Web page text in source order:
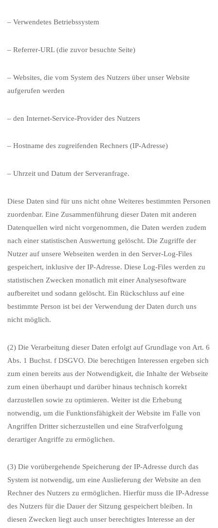
– Verwendetes Betriebssystem
– Referrer-URL (die zuvor besuchte Seite)
– Websites, die vom System des Nutzers über unser Website
aufgerufen werden
– den Internet-Service-Provider des Nutzers
– Hostname des zugreifenden Rechners (IP-Adresse)
– Uhrzeit und Datum der Serveranfrage.
Diese Daten sind für uns nicht ohne Weiteres bestimmten Personen
zuordenbar. Eine Zusammenführung dieser Daten mit anderen
Datenquellen wird nicht vorgenommen, die Daten werden zudem
nach einer statistischen Auswertung gelöscht. Die Zugriffe der
Nutzer auf unsere Webseiten werden in den Server-Log-Files
gespeichert, inklusive der IP-Adresse. Diese Log-Files werden zu
statistischen Zwecken monatlich mit einer Analysesoftware
aufbereitet und sodann gelöscht. Ein Rückschluss auf eine
bestimmte Person ist bei der Verwendung der Daten durch uns
nicht möglich.
(2) Die Verarbeitung dieser Daten erfolgt auf Grundlage von Art. 6
Abs. 1 Buchst. f DSGVO. Die berechtigen Interessen ergeben sich
zum einen bereits aus der Notwendigkeit, die Inhalte der Webseite
zum einen überhaupt und darüber hinaus technisch korrekt
darzustellen sowie zu optimieren. Weiter ist die Erhebung
notwendig, um die Funktionsfähigkeit der Website im Falle von
Angriffen Dritter sicherzustellen und eine Strafverfolgung
derartiger Angriffe zu ermöglichen.
(3) Die vorübergehende Speicherung der IP-Adresse durch das
System ist notwendig, um eine Auslieferung der Website an den
Rechner des Nutzers zu ermöglichen. Hierfür muss die IP-Adresse
des Nutzers für die Dauer der Sitzung gespeichert bleiben. In
diesen Zwecken liegt auch unser berechtigtes Interesse an der